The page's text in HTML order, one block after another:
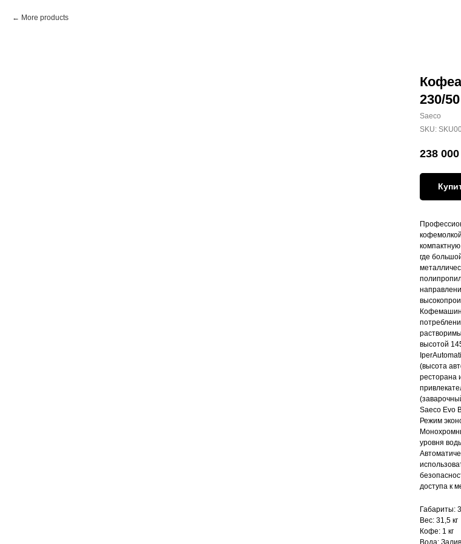
More products
230/50
Saeco
SKU:
238 000
где
высотой
(высота
ресторана
Saeco Evo
Режим
уровня
доступа к
Габариты:
Вес: 31,5 кг
Кофе: 1 кг